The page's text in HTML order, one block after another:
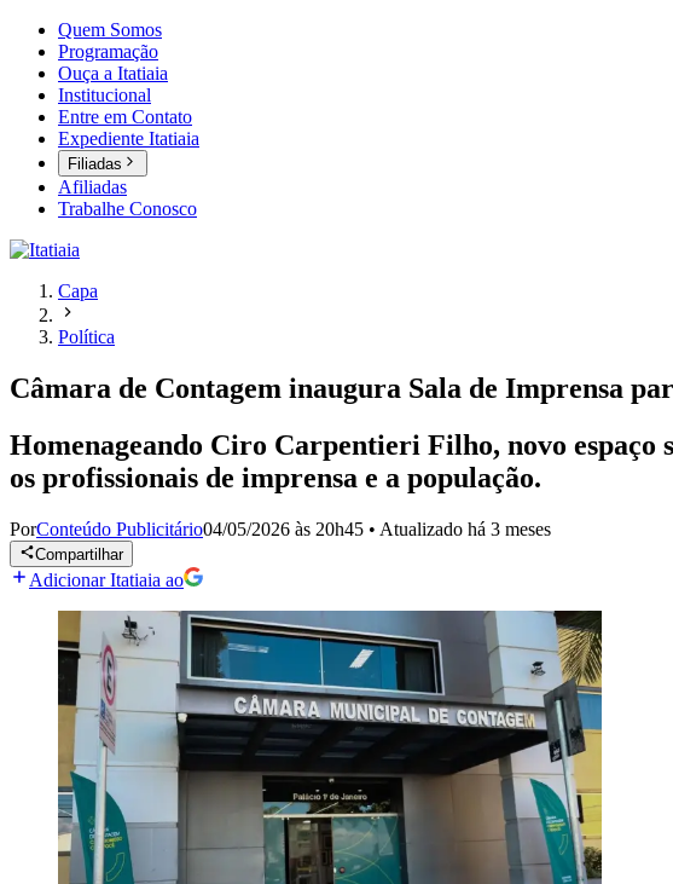
Quem Somos
Programação
Ouça a Itatiaia
Institucional
Entre em Contato
Expediente Itatiaia
Filiadas
Afiliadas
Trabalhe Conosco
Capa
Política
Câmara de Contagem inaugura Sala de Imprensa
Homenageando Ciro Carpentieri Filho, novo espaço
os profissionais de imprensa e a população.
PorConteúdo Publicitário04/05/2026 às 20h45 • Atualizado há 3 meses
Compartilhar
Adicionar Itatiaia ao